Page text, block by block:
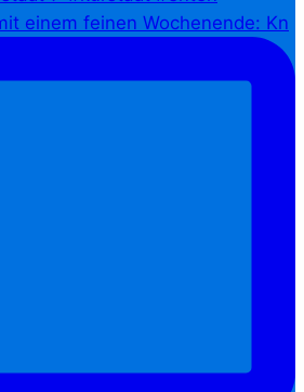
einem feinen Wochenende: Kn